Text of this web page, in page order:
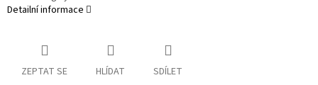
Detailní informace
ZEPTAT SE HLÍDAT SDÍLET